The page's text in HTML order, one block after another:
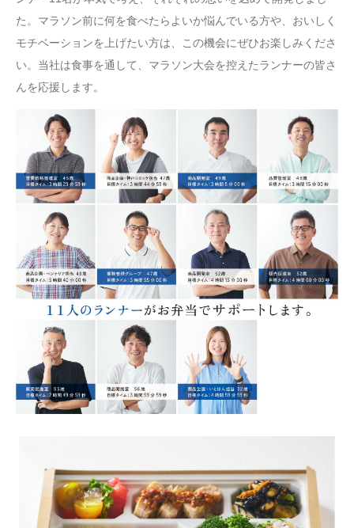
た。マラソン前に何を食べたらよいか悩んでいる方や、おいしく
モチベーションを上げたい方は、この機会にぜひお楽しみくださ
い。当社は食事を通して、マラソン大会を控えたランナーの皆さ
んを応援します。